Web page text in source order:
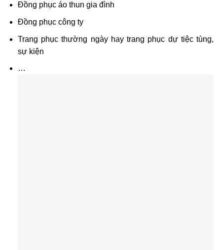
Đồng phục áo thun gia đình
Đồng phục công ty
Trang phục thường ngày hay trang phục dự tiệc tùng,
sự kiện
…